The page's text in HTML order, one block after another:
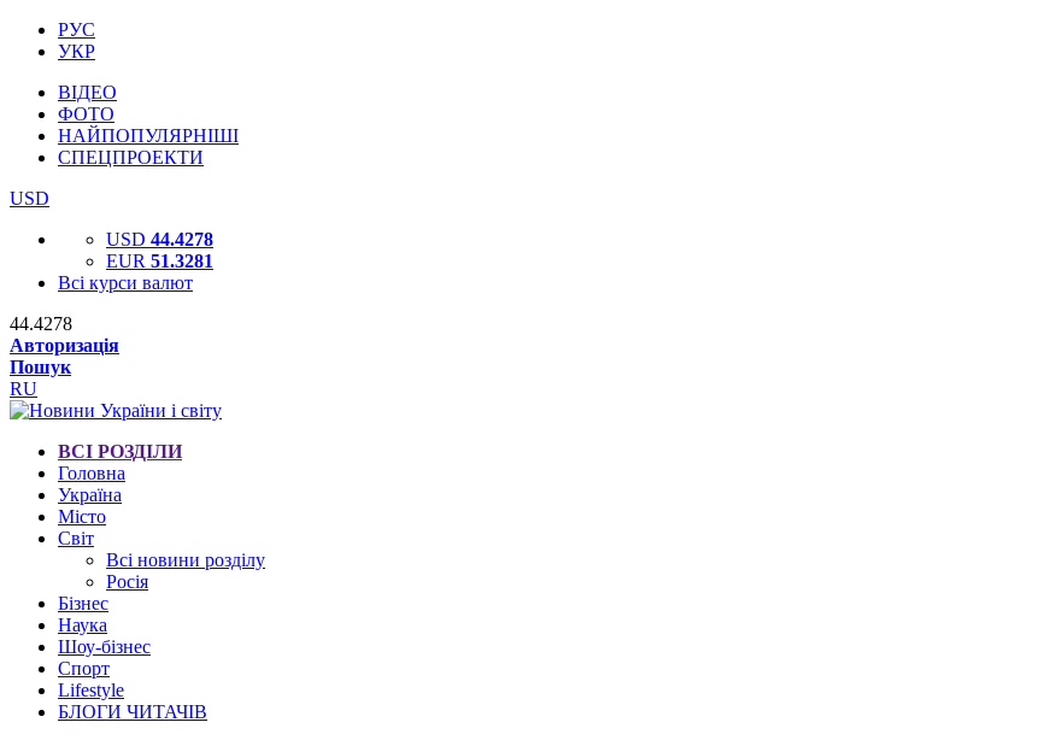
РУС
УКР
ВІДЕО
ФОТО
НАЙПОПУЛЯРНІШІ
СПЕЦПРОЕКТИ
USD
USD 44.4278
EUR 51.3281
Всі курси валют
44.4278
Авторизація
Пошук
RU
ВСІ РОЗДІЛИ
Головна
Україна
Місто
Світ
Всі новини розділу
Росія
Бізнес
Наука
Шоу-бізнес
Спорт
Lifestyle
БЛОГИ ЧИТАЧІВ